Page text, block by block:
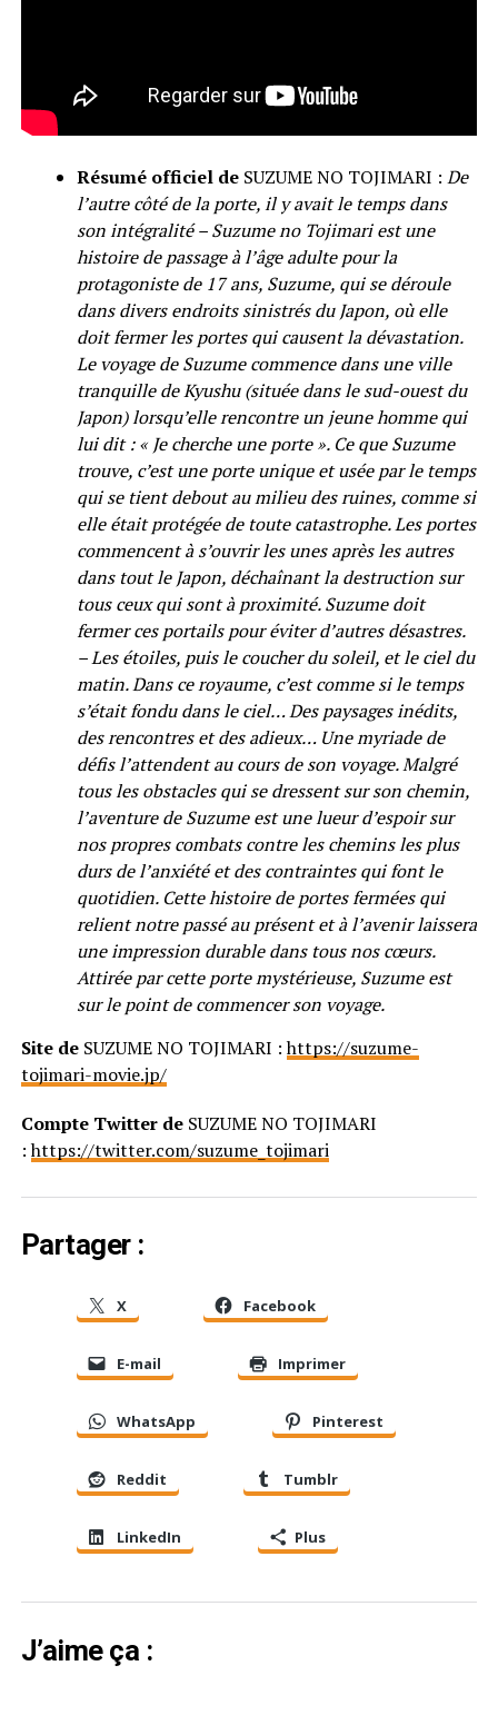
Résumé officiel de SUZUME NO TOJIMARI : De
l’autre côté de la porte, il y avait le temps dans
son intégralité – Suzume no Tojimari est une
histoire de passage à l’âge adulte pour la
protagoniste de 17 ans, Suzume, qui se déroule
dans divers endroits sinistrés du Japon, où elle
doit fermer les portes qui causent la dévastation.
Le voyage de Suzume commence dans une ville
tranquille de Kyushu (située dans le sud-ouest du
Japon) lorsqu’elle rencontre un jeune homme qui
lui dit : « Je cherche une porte ». Ce que Suzume
trouve, c’est une porte unique et usée par le temps
qui se tient debout au milieu des ruines, comme si
elle était protégée de toute catastrophe. Les portes
commencent à s’ouvrir les unes après les autres
dans tout le Japon, déchaînant la destruction sur
tous ceux qui sont à proximité. Suzume doit
fermer ces portails pour éviter d’autres désastres.
– Les étoiles, puis le coucher du soleil, et le ciel du
matin. Dans ce royaume, c’est comme si le temps
s’était fondu dans le ciel… Des paysages inédits,
des rencontres et des adieux… Une myriade de
défis l’attendent au cours de son voyage. Malgré
tous les obstacles qui se dressent sur son chemin,
l’aventure de Suzume est une lueur d’espoir sur
nos propres combats contre les chemins les plus
durs de l’anxiété et des contraintes qui font le
quotidien. Cette histoire de portes fermées qui
relient notre passé au présent et à l’avenir laissera
une impression durable dans tous nos cœurs.
Attirée par cette porte mystérieuse, Suzume est
sur le point de commencer son voyage.
Site de SUZUME NO TOJIMARI :https://suzume-
tojimari-movie.jp/
Compte Twitter de SUZUME NO TOJIMARI
:https://twitter.com/suzume_tojimari
Partager :
X Facebook
E-mail Imprimer
WhatsApp Pinterest
Reddit Tumblr
LinkedIn Plus
J’aime ça :